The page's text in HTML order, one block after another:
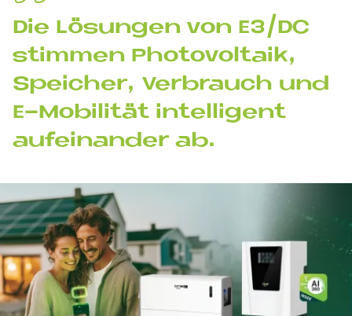
Die Lö­sun­gen von E3/DC
stim­men Pho­to­vol­ta­ik,
Spei­cher, Ver­brauch und
E-Mo­bi­li­tät in­tel­li­gent
auf­ein­an­der ab.